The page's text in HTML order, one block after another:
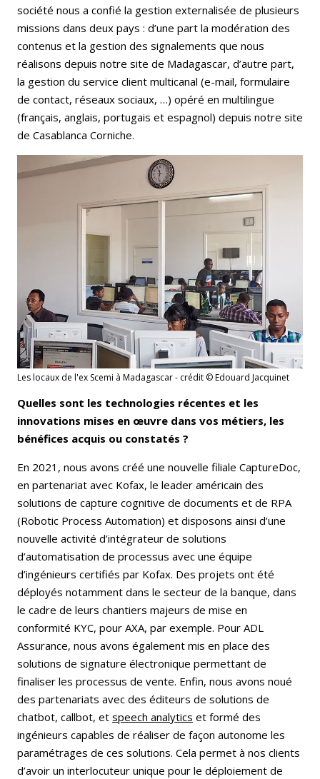
société nous a confié la gestion externalisée de plusieurs
missions dans deux pays : d’une part la modération des
contenus et la gestion des signalements que nous
réalisons depuis notre site de Madagascar, d’autre part,
la gestion du service client multicanal (e-mail, formulaire
de contact, réseaux sociaux, …) opéré en multilingue
(français, anglais, portugais et espagnol) depuis notre site
de Casablanca Corniche.
Les locaux de l'ex Scemi à Madagascar - crédit © Edouard Jacquinet
Quelles sont les technologies récentes et les
innovations mises en œuvre dans vos métiers, les
bénéfices acquis ou constatés ?
En 2021, nous avons créé une nouvelle filiale CaptureDoc,
en partenariat avec Kofax, le leader américain des
solutions de capture cognitive de documents et de RPA
(Robotic Process Automation) et disposons ainsi d’une
nouvelle activité d’intégrateur de solutions
d’automatisation de processus avec une équipe
d’ingénieurs certifiés par Kofax. Des projets ont été
déployés notamment dans le secteur de la banque, dans
le cadre de leurs chantiers majeurs de mise en
conformité KYC, pour AXA, par exemple. Pour ADL
Assurance, nous avons également mis en place des
solutions de signature électronique permettant de
finaliser les processus de vente. Enfin, nous avons noué
des partenariats avec des éditeurs de solutions de
chatbot, callbot, et speech analytics et formé des
ingénieurs capables de réaliser de façon autonome les
paramétrages de ces solutions. Cela permet à nos clients
d’avoir un interlocuteur unique pour le déploiement de